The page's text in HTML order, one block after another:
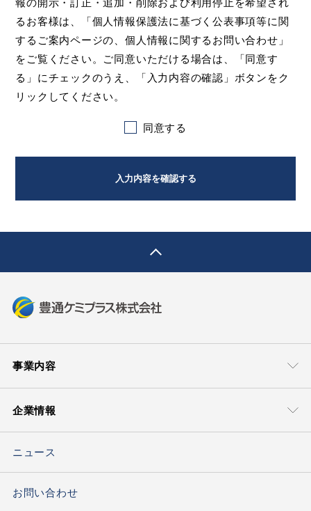
るお客様は、「個人情報保護法に基づく公表事項等に関
するご案内ページの、個人情報に関するお問い合わせ」
をご覧ください。ご同意いただける場合は、「同意す
る」にチェックのうえ、「入力内容の確認」ボタンをク
リックしてください。
同意する
入力内容を確認する
事業内容
ライフマテリアル
ケミカルソリューション本部
エレクトロニクス
技術ソリューション
企業情報
会社概要
ニュース
お問い合わせ